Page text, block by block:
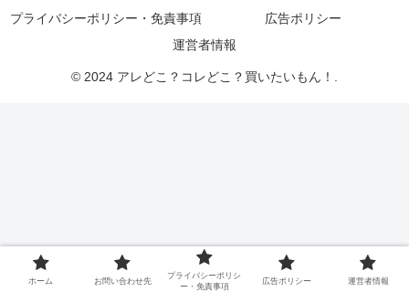
プライバシーポリシー・免責事項
広告ポリシー
運営者情報
© 2024 アレどこ？コレどこ？買いたいもん！.
ホーム お問い合わせ先
プライバシーポリシ
ー・免責事項
広告ポリシー 運営者情報